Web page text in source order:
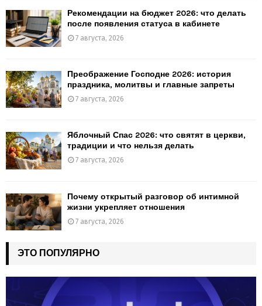
Рекомендации на бюджет 2026: что делать
после появления статуса в кабинете
7 августа, 2026
Преображение Господне 2026: история
праздника, молитвы и главные запреты
7 августа, 2026
Яблочный Спас 2026: что святят в церкви,
традиции и что нельзя делать
7 августа, 2026
Почему открытый разговор об интимной
жизни укрепляет отношения
7 августа, 2026
ЭТО ПОПУЛЯРНО